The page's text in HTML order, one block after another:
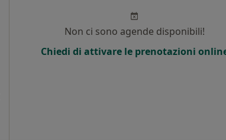
Non ci sono agende disponibili!
Chiedi di attivare le prenotazioni